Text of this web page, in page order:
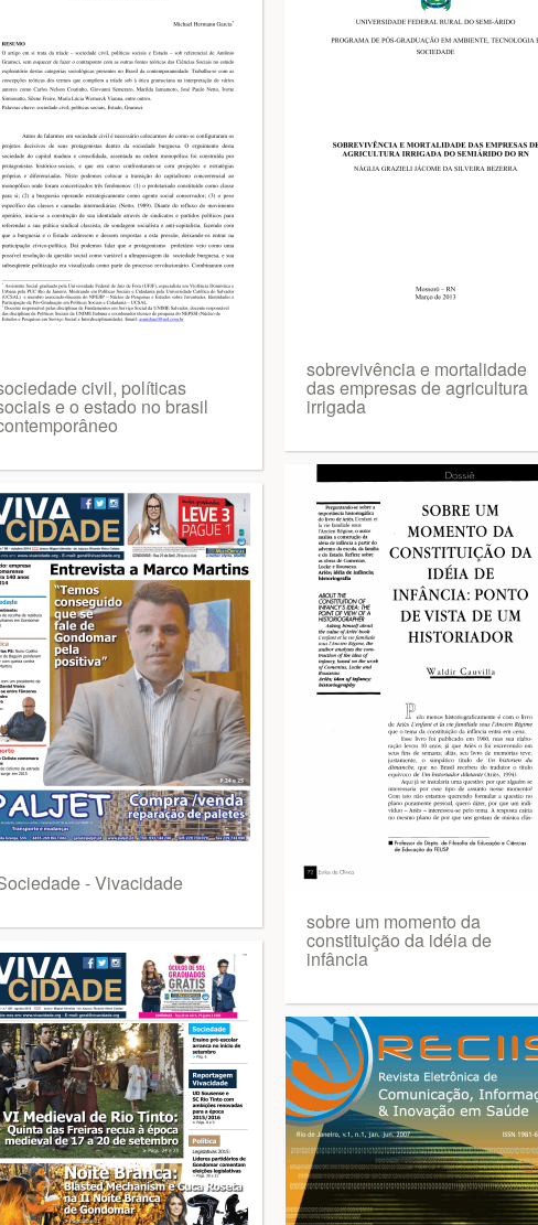
civil, políticas
e o estado no brasil
- Vivacidade
sobrevivência e mortalidade
das empresas de agricultura
irrigada
sobre um momento da
constituição da idéia de
infância